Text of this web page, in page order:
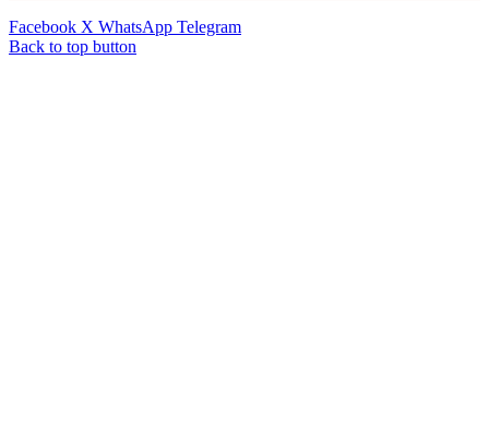
Facebook X WhatsApp Telegram
Back to top button